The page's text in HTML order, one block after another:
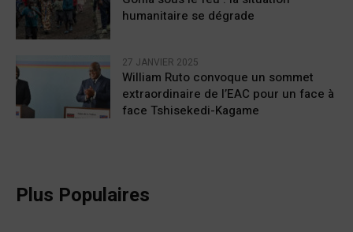
humanitaire se dégrade
27 JANVIER 2025
William Ruto convoque un sommet
extraordinaire de l’EAC pour un face à
face Tshisekedi-Kagame
Plus Populaires